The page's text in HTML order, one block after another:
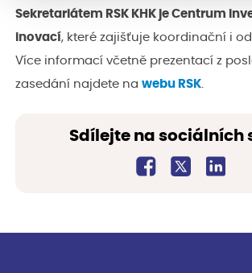
Sekretariátem RSK KHK je Centrum
inovací, které zajišťuje koordinační i
Více informací včetně prezentací z
zasedání najdete na webu RSK.
Sdílejte na sociálních